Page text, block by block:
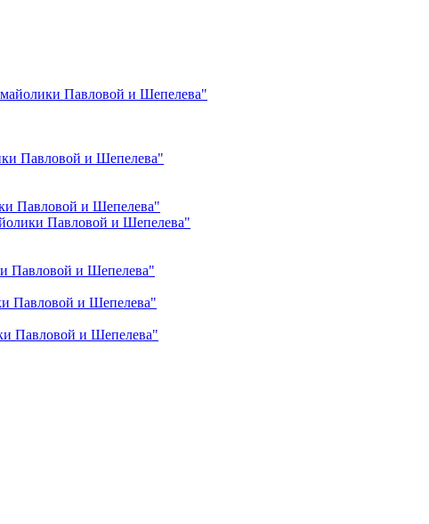
Павловой и Шепелева"
Павловой и Шепелева"
Павловой и Шепелева"
Павловой и Шепелева"
Павловой и Шепелева"
Павловой и Шепелева"
Павловой и Шепелева"